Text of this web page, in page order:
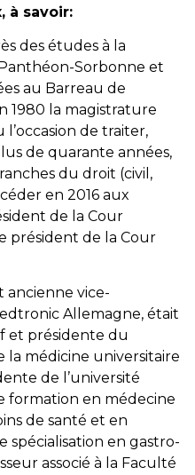
à savoir:
des études à la
Sorbonne et
au Barreau de
1980 la magistrature
l’occasion de traiter,
de quarante années,
du droit (civil,
en 2016 aux
de la Cour
président de la Cour
ancienne vice-
Allemagne, était
et présidente du
la médicine universitaire
de l’université
formation en médecine
de santé et en
spécialisation en gastro-
associé à la Faculté